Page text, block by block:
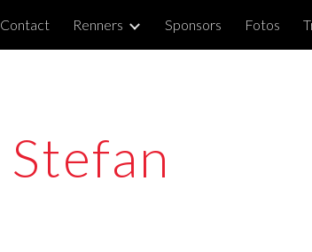
Skip to
Contact Renners Sponsors Fotos